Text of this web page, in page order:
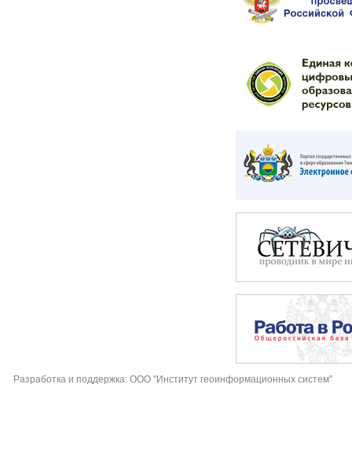
Разработка и поддержка: ООО "Институт геоинформационных систем"